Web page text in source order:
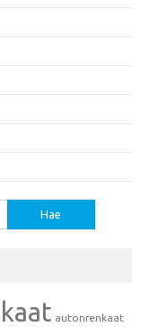
autonrenkaat